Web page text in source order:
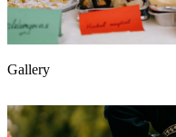
Gallery